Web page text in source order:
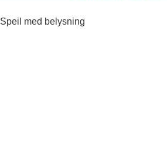
Speil med belysning